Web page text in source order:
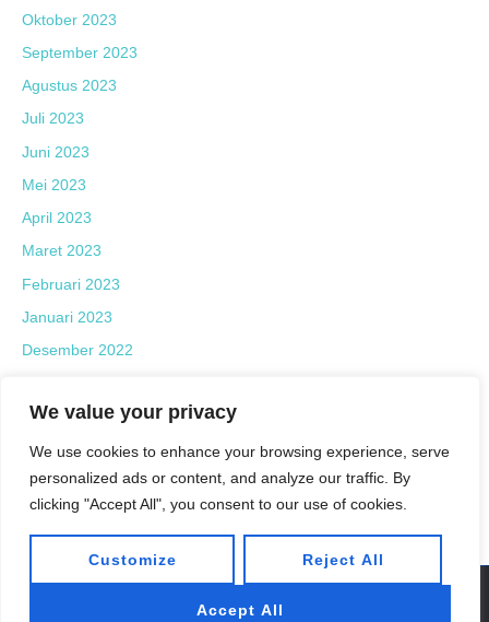
We value your privacy
We use cookies to enhance your browsing experience, serve
personalized ads or content, and analyze our traffic. By
clicking "Accept All", you consent to our use of cookies.
Customize Reject All
Accept All
Oktober 2023
September 2023
Agustus 2023
Juli 2023
Juni 2023
Mei 2023
April 2023
Maret 2023
Februari 2023
Januari 2023
Desember 2022
Oktober 2022
September 2022
Agustus 2022
Juni 2022